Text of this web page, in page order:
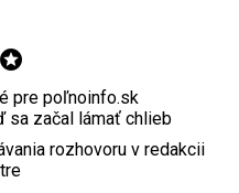
stars
pre poľnoinfo.sk
rozhovoru v redakcii